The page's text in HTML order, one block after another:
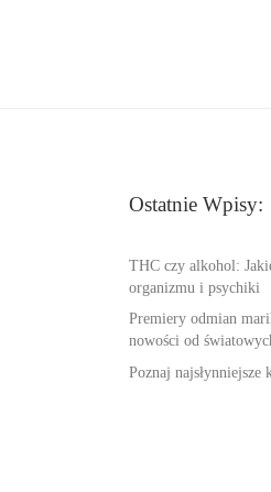
Ostatnie Wpisy:
THC czy alkohol:
organizmu i psychiki
Premiery odmian
nowości od
Poznaj